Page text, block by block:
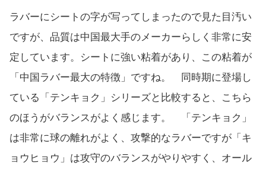
ラバーにシートの字が写ってしまったので見た目汚い
ですが、品質は中国最大手のメーカーらしく非常に安
定しています。シートに強い粘着があり、この粘着が
「中国ラバー最大の特徴」ですね。 同時期に登場し
ている「テンキョク」シリーズと比較すると、こちら
のほうがバランスがよく感じます。 「テンキョク」
は非常に球の離れがよく、攻撃的なラバーですが「キ
ョウヒョウ」は攻守のバランスがやりやすく、オール